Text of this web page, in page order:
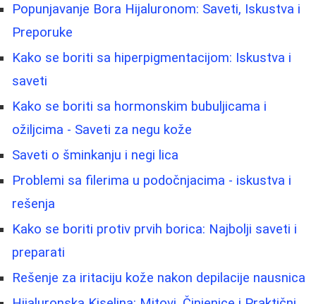
Popunjavanje Bora Hijaluronom: Saveti, Iskustva i
Preporuke
Kako se boriti sa hiperpigmentacijom: Iskustva i
saveti
Kako se boriti sa hormonskim bubuljicama i
ožiljcima - Saveti za negu kože
Saveti o šminkanju i negi lica
Problemi sa filerima u podočnjacima - iskustva i
rešenja
Kako se boriti protiv prvih borica: Najbolji saveti i
preparati
Rešenje za iritaciju kože nakon depilacije nausnica